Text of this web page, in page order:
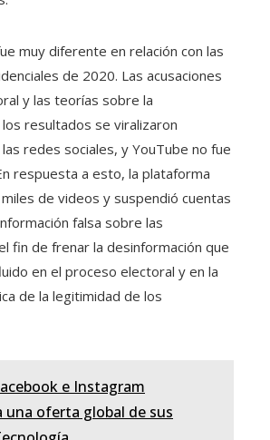
muy diferente en relación con las
de 2020. Las acusaciones
y las teorías sobre la
resultados se viralizaron
redes sociales, y YouTube no fue
respuesta a esto, la plataforma
de videos y suspendió cuentas
falsa sobre las
fin de frenar la desinformación que
en el proceso electoral y en la
de la legitimidad de los
e Instagram
una oferta global de sus